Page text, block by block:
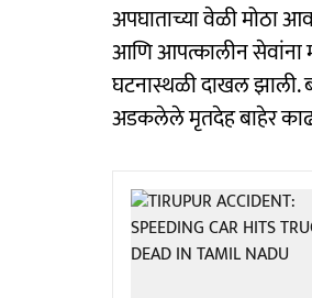
अपघाताच्या वेळी मोठा
आणि आपत्कालीन सेवांना
घटनास्थळी दाखल झाली.
अडकलेले मृतदेह बाहेर